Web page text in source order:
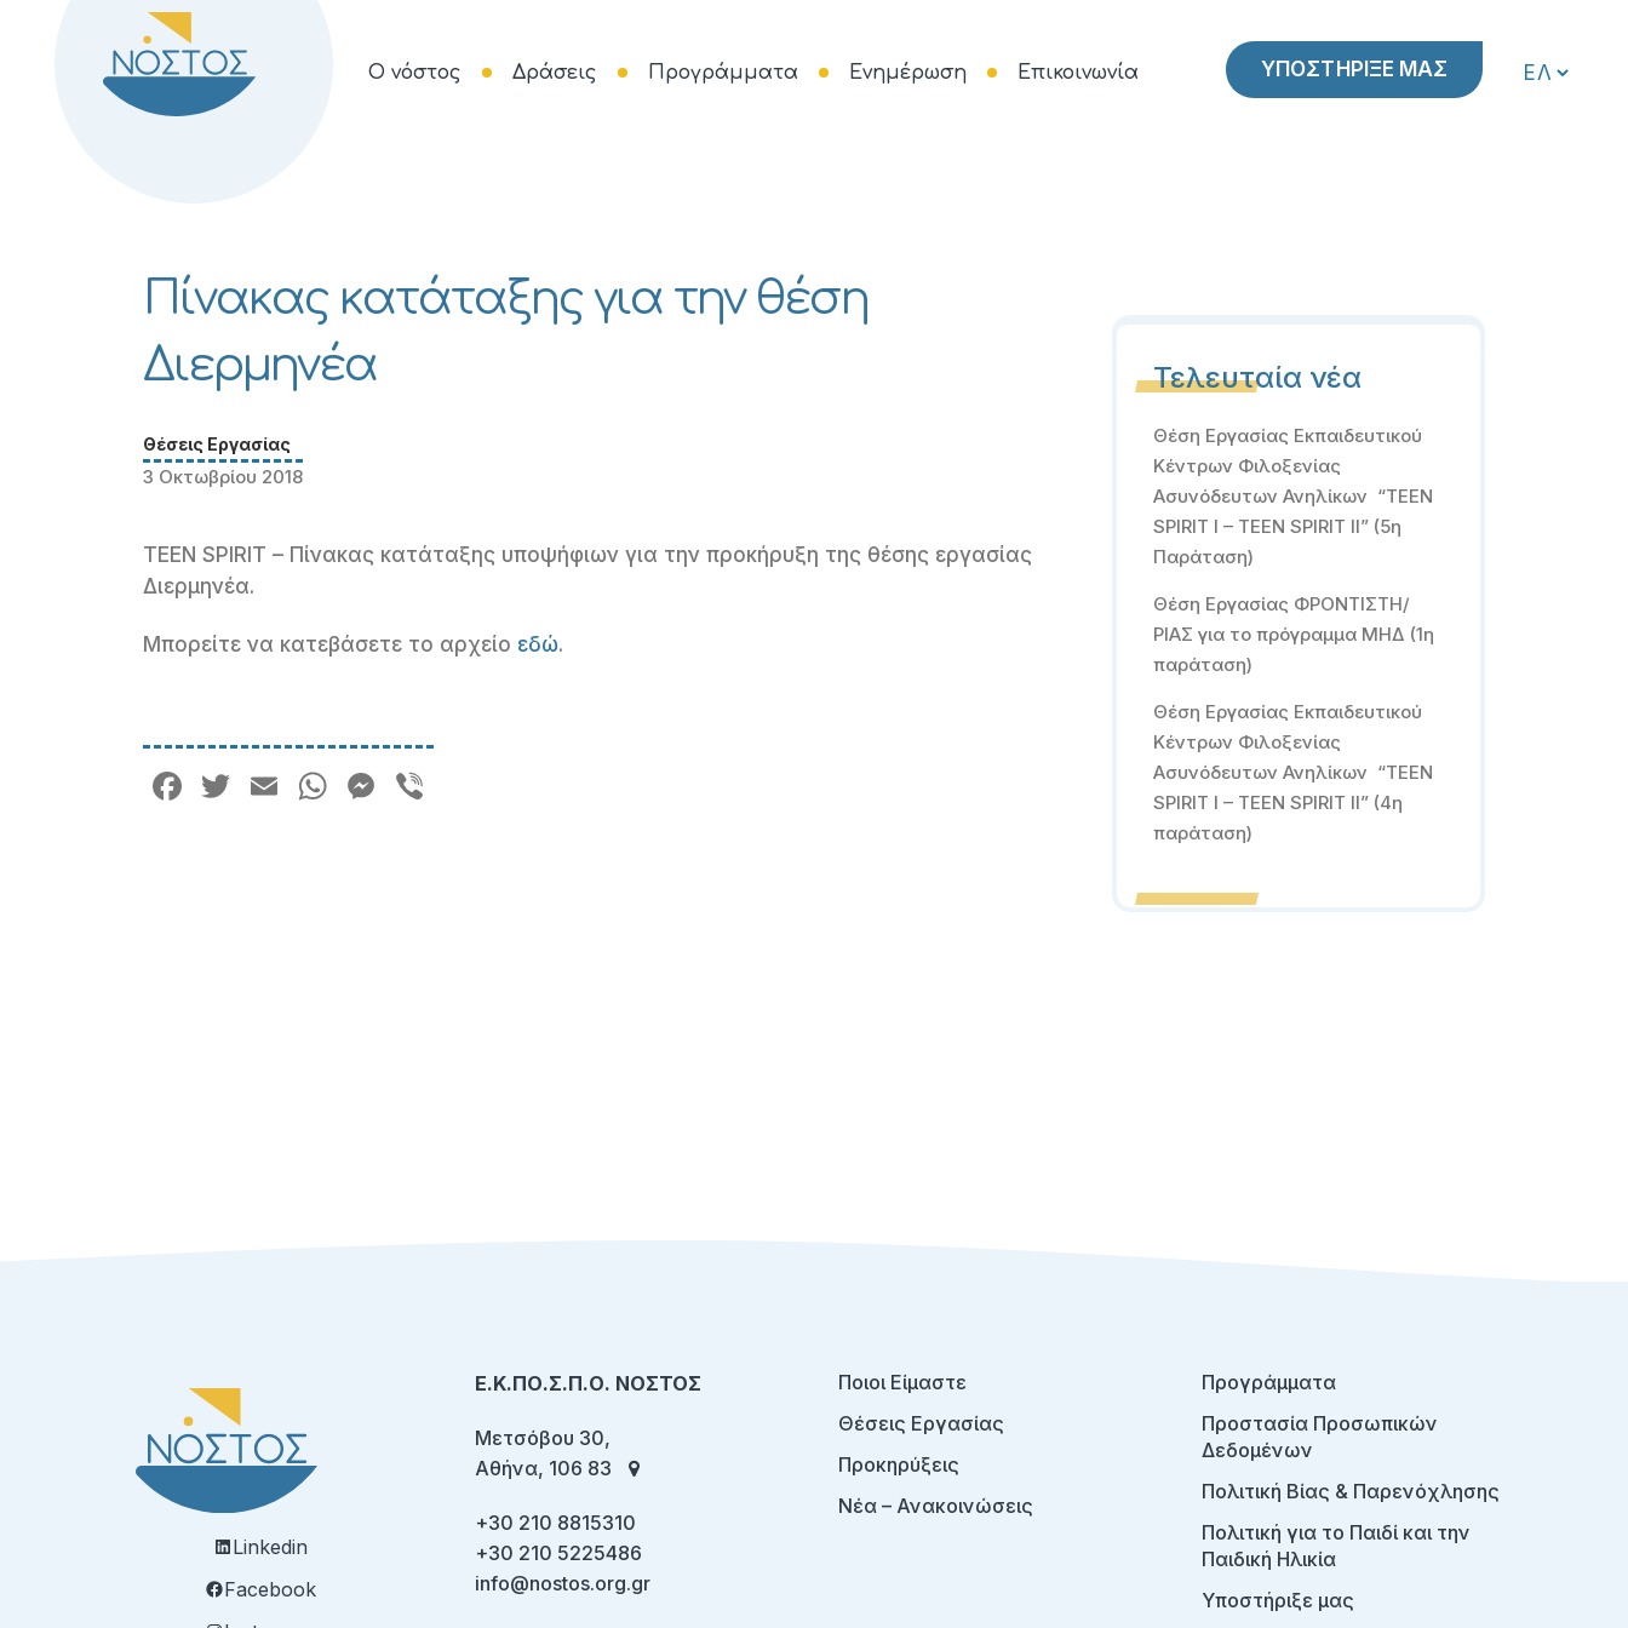
ΥΠΟΣΤΗΡΙΞΕ ΜΑΣ
Ο νόστος Δράσεις Προγράμματα Ενημέρωση Επικοινωνία
Πίνακας κατάταξης για την θέση
Διερμηνέα
Θέσεις Εργασίας
3 Οκτωβρίου 2018
TEEN SPIRIT – Πίνακας κατάταξης υποψήφιων για την προκήρυξη της θέσης εργασίας
Διερμηνέα.
Μπορείτε να κατεβάσετε το αρχείο εδώ.
Facebook
Twitter
EmailWhatsApp
Messenger
Τελευταία νέα
Θέση Εργασίας Εκπαιδευτικού
Κέντρων Φιλοξενίας
Ασυνόδευτων Ανηλίκων “TEEN
SPIRIT I – TEEN SPIRIT II” (5η
Παράταση)
Θέση Εργασίας ΦΡΟΝΤΙΣΤΗ/
ΡΙΑΣ για το πρόγραμμα ΜΗΔ (1η
παράταση)
Θέση Εργασίας Εκπαιδευτικού
Κέντρων Φιλοξενίας
Ασυνόδευτων Ανηλίκων “TEEN
SPIRIT I – TEEN SPIRIT II” (4η
παράταση)
Linkedin
Facebook
Ε.Κ.ΠΟ.Σ.Π.Ο. ΝΟΣΤΟΣ
Μετσόβου 30,
Αθήνα, 106 83
+30 210 8815310
+30 210 5225486
info@nostos.org.gr
Ποιοι Είμαστε
Θέσεις Εργασίας
Προκηρύξεις
Νέα – Ανακοινώσεις
Προγράμματα
Προστασία Προσωπικών
Δεδομένων
Πολιτική Βίας & Παρενόχλησης
Πολιτική για το Παιδί και την
Παιδική Ηλικία
Υποστήριξε μας